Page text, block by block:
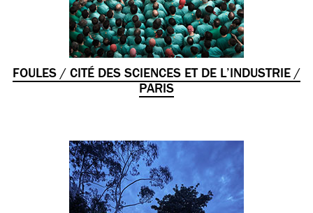
FOULES / CITÉ DES SCIENCES ET DE L’INDUSTRIE /
PARIS